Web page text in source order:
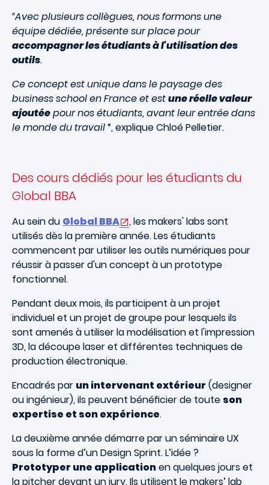
“Avec plusieurs collègues, nous formons une
équipe dédiée, présente sur place pour
accompagner les étudiants à l'utilisation des
outils.
Ce concept est unique dans le paysage des
business school en France et estune réelle valeur
ajoutéepour nos étudiants, avant leur entrée dans
le monde du travail“, explique Chloé Pelletier.
Des cours dédiés pour les étudiants du
Global BBA
Au sein du Global BBA
, les makers' labs sont
utilisés dès la première année. Les étudiants
commencent par utiliser les outils numériques pour
réussir à passer d'un concept à un prototype
fonctionnel.
Pendant deux mois, ils participent à un projet
individuel et un projet de groupe pour lesquels ils
sont amenés à utiliser la modélisation et l'impression
3D, la découpe laser et différentes techniques de
production électronique.
Encadrés par un intervenant extérieur (designer
ou ingénieur), ils peuvent bénéﬁcier de toute son
expertise et son expérience.
La deuxième année démarre par un séminaire UX
sous la forme d’un Design Sprint. L’idée ?
Prototyper une applicationen quelques jours et
la pitcher devant un jury. Ils utilisent le makers’ lab